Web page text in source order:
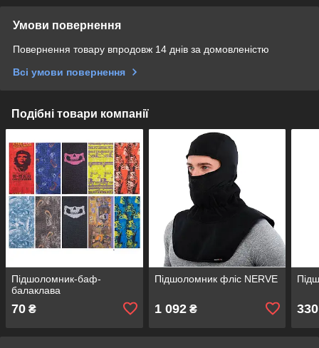
Умови повернення
Повернення товару впродовж 14 днів за домовленістю
Всі умови повернення
Подібні товари компанії
Підшоломник-баф-
балаклава
70 ₴
Підшоломник фліс NERVE
1 092₴ 330